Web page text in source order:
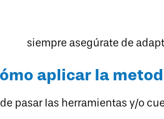
siempre asegúrate de
aplicar la
pasar las herramientas y/o